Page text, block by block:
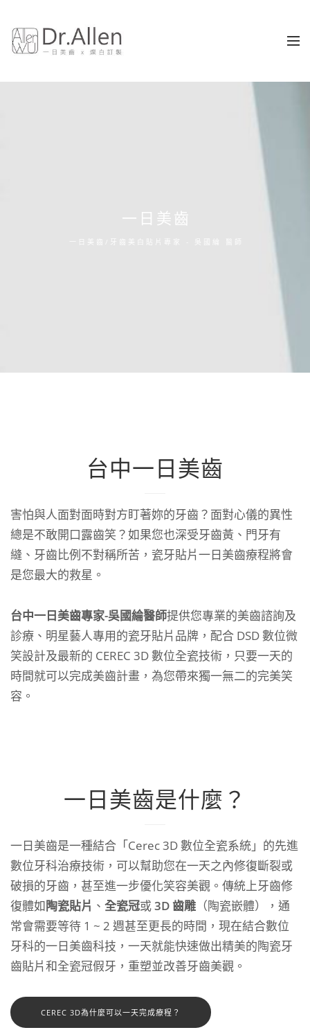
一日美齒
一日美齒/牙齒美白貼片專家 - 吳國綸 醫師
台中一日美齒
害怕與人面對面時對方盯著妳的牙齒？面對心儀的異性
總是不敢開口露齒笑？如果您也深受牙齒黃、門牙有
縫、牙齒比例不對稱所苦，瓷牙貼片一日美齒療程將會
是您最大的救星。
台中一日美齒專家-吳國綸醫師提供您專業的美齒諮詢及
診療、明星藝人專用的瓷牙貼片品牌，配合 DSD 數位微
笑設計及最新的 CEREC 3D 數位全瓷技術，只要一天的
時間就可以完成美齒計畫，為您帶來獨一無二的完美笑
容。
一日美齒是什麼？
一日美齒是一種結合「Cerec 3D 數位全瓷系統」的先進
數位牙科治療技術，可以幫助您在一天之內修復斷裂或
破損的牙齒，甚至進一步優化笑容美觀。傳統上牙齒修
復體如陶瓷貼片 、 全瓷冠或3D 齒雕 （陶瓷嵌體），通
常會需要等待 1 ~ 2 週甚至更長的時間，現在結合數位
牙科的一日美齒科技，一天就能快速做出精美的陶瓷牙
齒貼片和全瓷冠假牙，重塑並改善牙齒美觀。
CEREC 3D為什麼可以一天完成療程？